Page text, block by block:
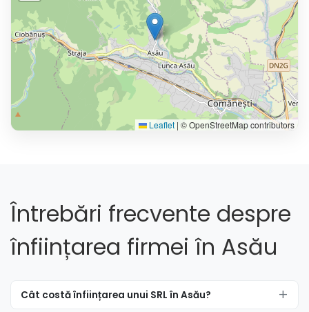
Leaflet | © OpenStreetMap contributors
Întrebări frecvente despre
înființarea firmei în Asău
Cât costă înființarea unui SRL în Asău?